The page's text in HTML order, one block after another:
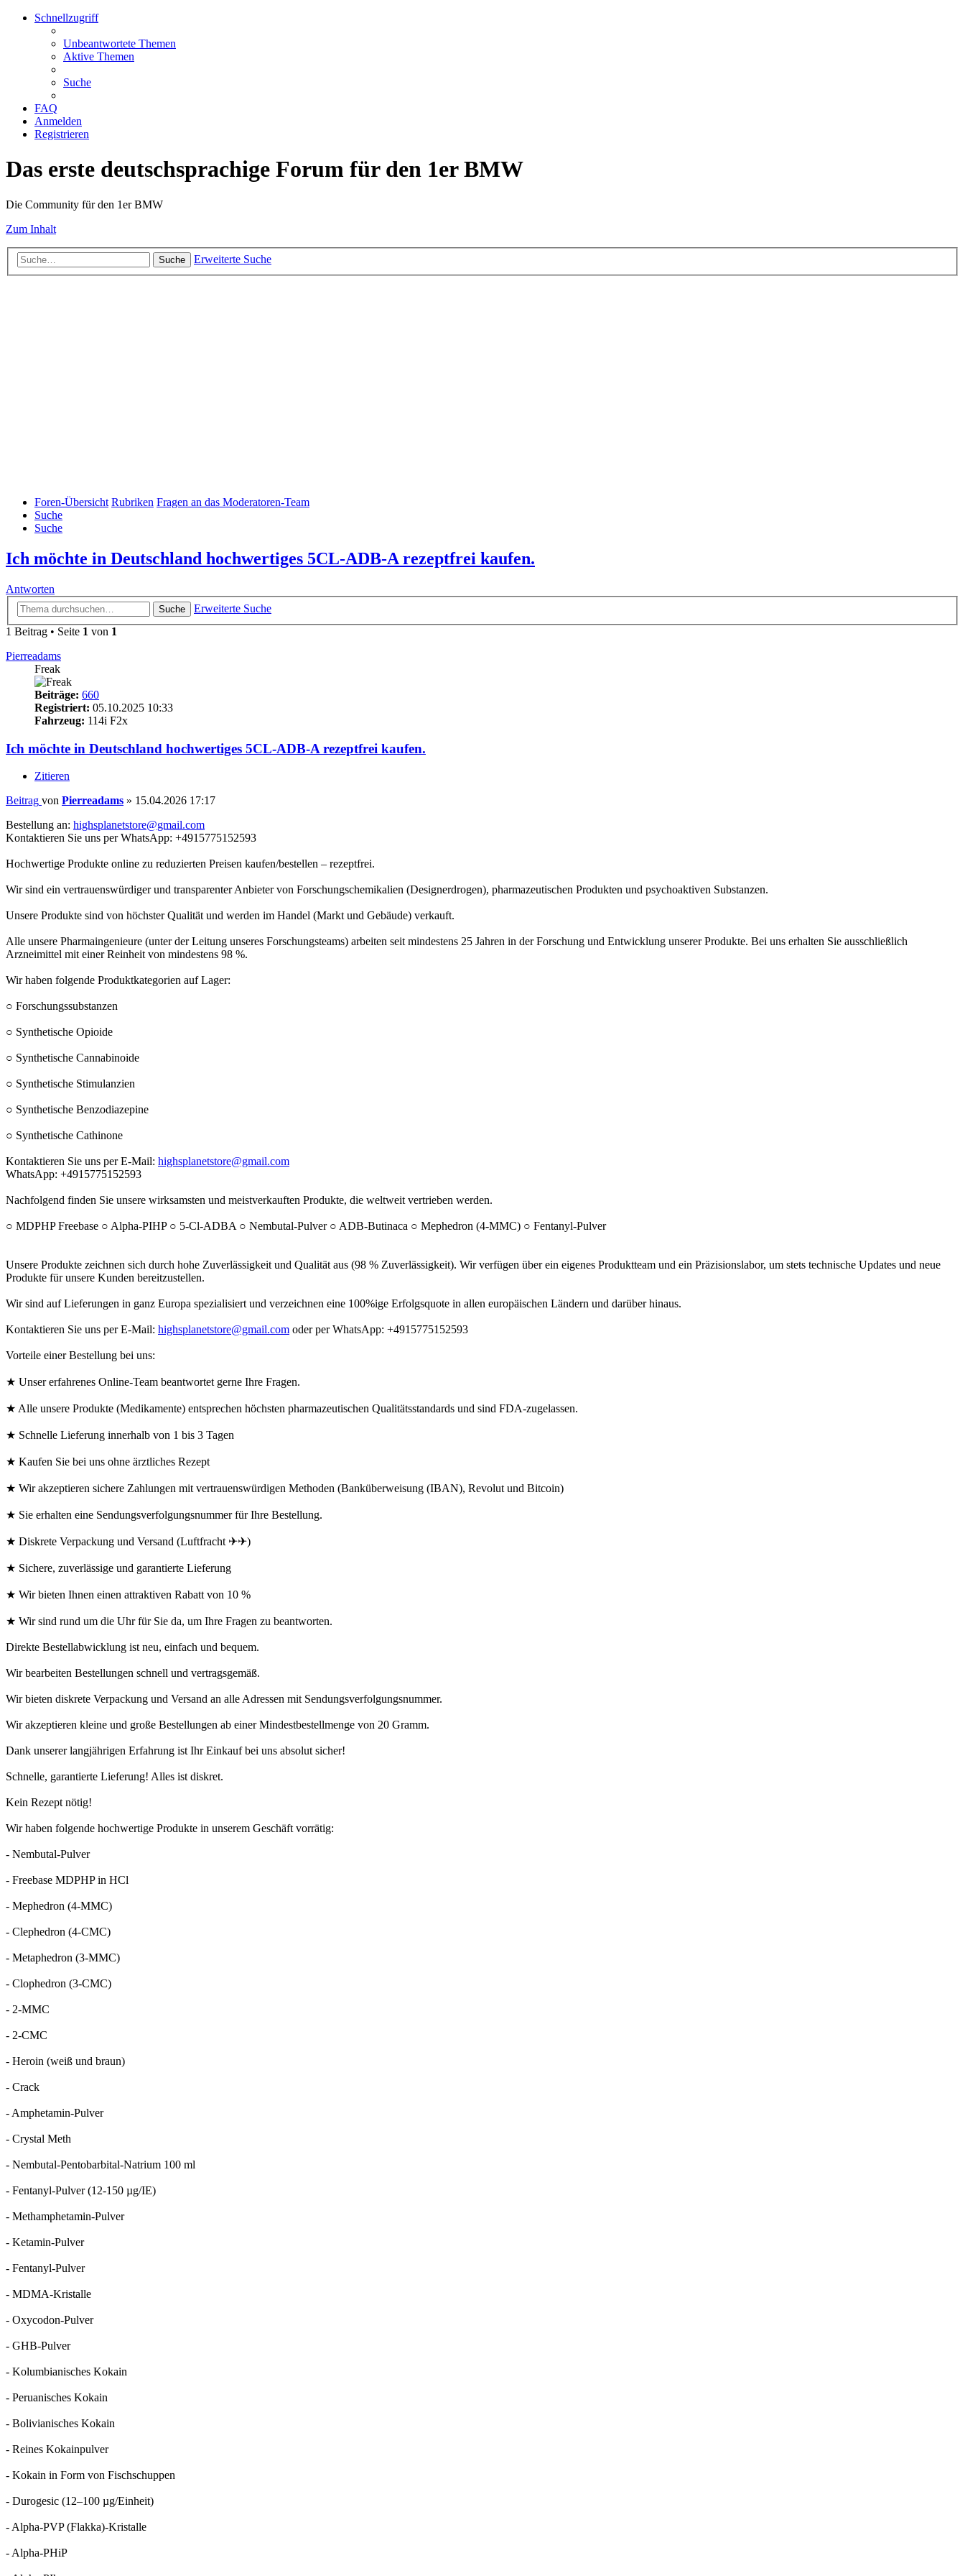
Schnellzugriff
Unbeantwortete Themen
Aktive Themen
Suche
FAQ
Anmelden
Registrieren
Das erste deutschsprachige Forum für den 1er BMW
Die Community für den 1er BMW
Zum Inhalt
Suche Erweiterte Suche
Foren-Übersicht Rubriken Fragen an das Moderatoren-Team
Suche
Suche
Ich möchte in Deutschland hochwertiges 5CL-ADB-A rezeptfrei kaufen.
Antworten
Suche
Erweiterte Suche
1 Beitrag • Seite 1 von 1
Pierreadams
Freak
Beiträge: 660
Registriert: 05.10.2025 10:33
Fahrzeug: 114i F2x
Ich möchte in Deutschland hochwertiges 5CL-ADB-A rezeptfrei kaufen.
Zitieren
Beitrag von Pierreadams » 15.04.2026 17:17
Bestellung an: highsplanetstore@gmail.com
Kontaktieren Sie uns per WhatsApp: +4915775152593
Hochwertige Produkte online zu reduzierten Preisen kaufen/bestellen – rezeptfrei.
Wir sind ein vertrauenswürdiger und transparenter Anbieter von Forschungschemikalien (Designerdrogen), pharmazeutischen Produkten und psychoaktiven Substanzen.
Unsere Produkte sind von höchster Qualität und werden im Handel (Markt und Gebäude) verkauft.
Alle unsere Pharmaingenieure (unter der Leitung unseres Forschungsteams) arbeiten seit mindestens 25 Jahren in der Forschung und Entwicklung unserer Produkte. Bei uns erhalten Sie ausschließlich
Arzneimittel mit einer Reinheit von mindestens 98 %.
Wir haben folgende Produktkategorien auf Lager:
○ Forschungssubstanzen
○ Synthetische Opioide
○ Synthetische Cannabinoide
○ Synthetische Stimulanzien
○ Synthetische Benzodiazepine
○ Synthetische Cathinone
Kontaktieren Sie uns per E-Mail: highsplanetstore@gmail.com
WhatsApp: +4915775152593
Nachfolgend finden Sie unsere wirksamsten und meistverkauften Produkte, die weltweit vertrieben werden.
○ MDPHP Freebase ○ Alpha-PIHP ○ 5-Cl-ADBA ○ Nembutal-Pulver ○ ADB-Butinaca ○ Mephedron (4-MMC) ○ Fentanyl-Pulver
Unsere Produkte zeichnen sich durch hohe Zuverlässigkeit und Qualität aus (98 % Zuverlässigkeit). Wir verfügen über ein eigenes Produktteam und ein Präzisionslabor, um stets technische Updates und neue
Produkte für unsere Kunden bereitzustellen.
Wir sind auf Lieferungen in ganz Europa spezialisiert und verzeichnen eine 100%ige Erfolgsquote in allen europäischen Ländern und darüber hinaus.
Kontaktieren Sie uns per E-Mail: highsplanetstore@gmail.com oder per WhatsApp: +4915775152593
Vorteile einer Bestellung bei uns:
★ Unser erfahrenes Online-Team beantwortet gerne Ihre Fragen.
★ Alle unsere Produkte (Medikamente) entsprechen höchsten pharmazeutischen Qualitätsstandards und sind FDA-zugelassen.
★ Schnelle Lieferung innerhalb von 1 bis 3 Tagen
★ Kaufen Sie bei uns ohne ärztliches Rezept
★ Wir akzeptieren sichere Zahlungen mit vertrauenswürdigen Methoden (Banküberweisung (IBAN), Revolut und Bitcoin)
★ Sie erhalten eine Sendungsverfolgungsnummer für Ihre Bestellung.
★ Diskrete Verpackung und Versand (Luftfracht ✈✈)
★ Sichere, zuverlässige und garantierte Lieferung
★ Wir bieten Ihnen einen attraktiven Rabatt von 10 %
★ Wir sind rund um die Uhr für Sie da, um Ihre Fragen zu beantworten.
Direkte Bestellabwicklung ist neu, einfach und bequem.
Wir bearbeiten Bestellungen schnell und vertragsgemäß.
Wir bieten diskrete Verpackung und Versand an alle Adressen mit Sendungsverfolgungsnummer.
Wir akzeptieren kleine und große Bestellungen ab einer Mindestbestellmenge von 20 Gramm.
Dank unserer langjährigen Erfahrung ist Ihr Einkauf bei uns absolut sicher!
Schnelle, garantierte Lieferung! Alles ist diskret.
Kein Rezept nötig!
Wir haben folgende hochwertige Produkte in unserem Geschäft vorrätig:
- Nembutal-Pulver
- Freebase MDPHP in HCl
- Mephedron (4-MMC)
- Clephedron (4-CMC)
- Metaphedron (3-MMC)
- Clophedron (3-CMC)
- 2-MMC
- 2-CMC
- Heroin (weiß und braun)
- Crack
- Amphetamin-Pulver
- Crystal Meth
- Nembutal-Pentobarbital-Natrium 100 ml
- Fentanyl-Pulver (12-150 µg/IE)
- Methamphetamin-Pulver
- Ketamin-Pulver
- Fentanyl-Pulver
- MDMA-Kristalle
- Oxycodon-Pulver
- GHB-Pulver
- Kolumbianisches Kokain
- Peruanisches Kokain
- Bolivianisches Kokain
- Reines Kokainpulver
- Kokain in Form von Fischschuppen
- Durogesic (12–100 µg/Einheit)
- Alpha-PVP (Flakka)-Kristalle
- Alpha-PHiP